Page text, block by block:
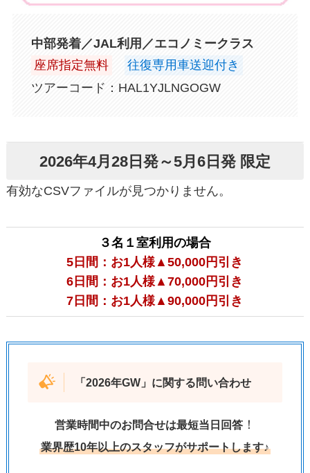
中部発着／JAL利用／エコノミークラス
座席指定無料
往復専用車送迎付き
ツアーコード：HAL1YJLNGOGW
2026年4月28日発～5月6日発 限定
有効なCSVファイルが見つかりません。
３名１室利用の場合
5日間：お1人様▲50,000円引き
6日間：お1人様▲70,000円引き
7日間：お1人様▲90,000円引き
「2026年GW 」に関する問い合わせ
営業時間中のお問合せは最短当日回答 ！
業界歴10年以上のスタッフがサポートします♪